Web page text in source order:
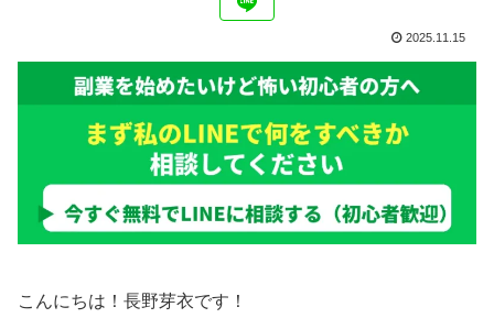
2025.11.15
こんにちは！長野芽衣です！